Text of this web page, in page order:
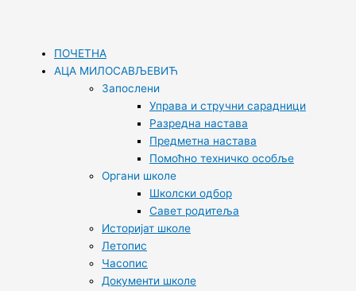
ПОЧЕТНА
АЦА МИЛОСАВЉЕВИЋ
Запослени
Управа и стручни сарадници
Разредна настава
Предметна настава
Помоћно техничко особље
Органи школе
Школски одбор
Савет родитеља
Историјат школе
Летопис
Часопис
Документи школе